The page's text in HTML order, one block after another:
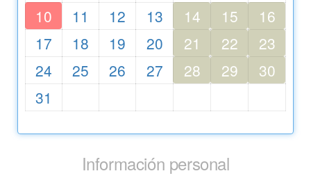
10
11 12 13 14 15
16
17
18 19 20 21 22
23
24
25 26 27 28 29
30
31
Información personal